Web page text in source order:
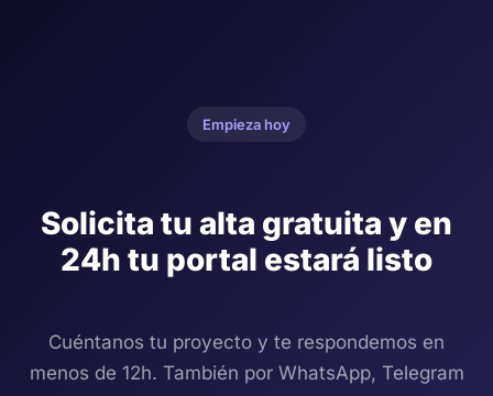
Empieza hoy
Solicita tu alta gratuita y en
24h tu portal estará listo
Cuéntanos tu proyecto y te respondemos en
menos de 12h. También por WhatsApp, Telegram